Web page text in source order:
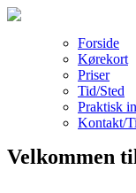
Forside
Kørekort
Priser
Tid/Sted
Praktisk
Kontakt/
Velkommen